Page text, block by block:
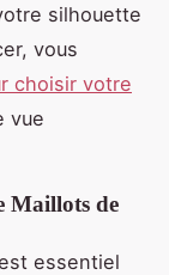
silhouette
vous
choisir votre
vue
Maillots de
essentiel